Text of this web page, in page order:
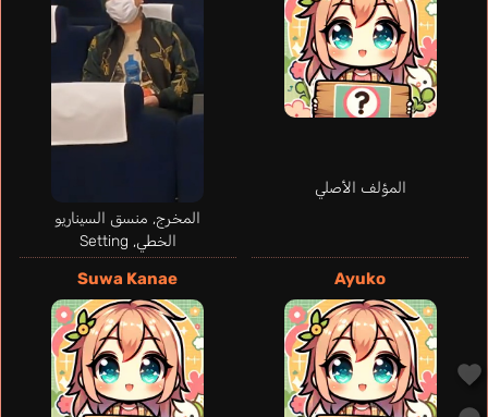
المؤلف الأصلي
المخرج, منسق السيناريو
الخطي, Setting
Ayuko
Suwa Kanae
An Keiran
Kugimiya Rie